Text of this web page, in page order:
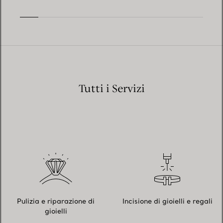
Tutti i Servizi
Pulizia e riparazione di
gioielli
Incisione di gioielli e regali